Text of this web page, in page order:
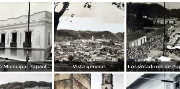
Palacio Municipal Papantla, Veracruz. Vista general.